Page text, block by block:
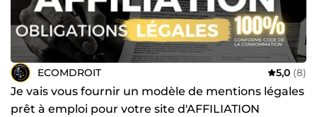
ECOMDROIT 5,0 (8)
Je vais vous fournir un modèle de mentions légales
prêt à emploi pour votre site d'AFFILIATION